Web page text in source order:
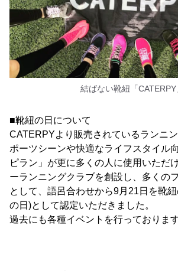
結ばない靴紐「CATERPY
■靴紐の日について
CATERPYより販売されているランニ
ポーツシーンや快適なライフスタイル
ピラン」が更に多くの人に使用いただ
ーランニングクラブを創設し、多くの
として、語呂合わせから9月21日を靴
の日)として認定いただきました。
過去にも各種イベントを行っております